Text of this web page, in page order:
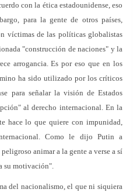
con la ética estadounidense, eso
para la gente de otros países,
víctimas de las políticas globalistas
"construcción de naciones" y la
arrogancia. Es por eso que en los
ha sido utilizado por los críticos
para señalar la visión de Estados
al derecho internacional. En la
hace lo que quiere con impunidad,
Como le dijo Putin a
animar a la gente a verse a sí
su motivación".
del nacionalismo, el que ni siquiera